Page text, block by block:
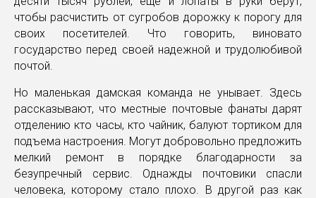
чтобы расчистить от сугробов дорожку к порогу для
своих посетителей. Что говорить, виновато
государство перед своей надежной и трудолюбивой
почтой.
Но маленькая дамская команда не унывает. Здесь
рассказывают, что местные почтовые фанаты дарят
отделению кто часы, кто чайник, балуют тортиком для
подъема настроения. Могут добровольно предложить
мелкий ремонт в порядке благодарности за
безупречный сервис. Однажды почтовики спасли
человека, которому стало плохо. В другой раз как